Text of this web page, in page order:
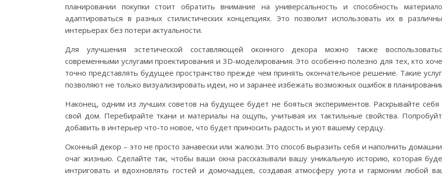
планировании покупки стоит обратить внимание на универсальность и способность
адаптироваться в разных стилистических концепциях. Это позволит использовать их в
интерьерах без потери актуальности.
Для улучшения эстетической составляющей оконного декора можно также
современными услугами проектирования и 3D-моделирования. Это особенно полезно для тех, кто
точно представлять будущее пространство прежде чем принять окончательное решение. Такие
позволяют не только визуализировать идеи, но и заранее избежать возможных ошибок в
Наконец, одним из лучших советов на будущее будет не бояться экспериментов. Раскрывайте себя
свой дом. Перебирайте ткани и материалы на ощупь, учитывая их тактильные свойства.
добавить в интерьер что-то новое, что будет приносить радость и уют вашему сердцу.
Оконный декор – это не просто занавески или жалюзи. Это способ выразить себя и наполнить
очаг жизнью. Сделайте так, чтобы ваши окна рассказывали вашу уникальную историю, которая
интриговать и вдохновлять гостей и домочадцев, создавая атмосферу уюта и гармонии любой